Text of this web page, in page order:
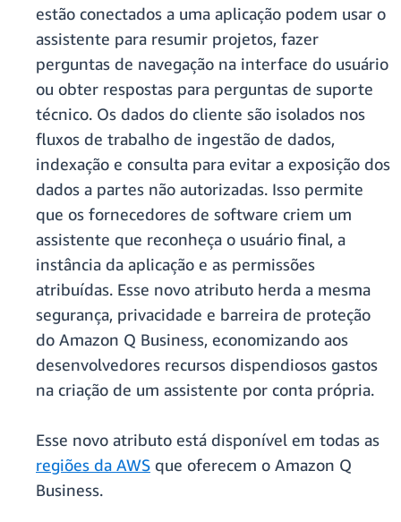
estão conectados a uma aplicação podem usar o
assistente para resumir projetos, fazer
perguntas de navegação na interface do usuário
ou obter respostas para perguntas de suporte
técnico. Os dados do cliente são isolados nos
fluxos de trabalho de ingestão de dados,
indexação e consulta para evitar a exposição dos
dados a partes não autorizadas. Isso permite
que os fornecedores de software criem um
assistente que reconheça o usuário final, a
instância da aplicação e as permissões
atribuídas. Esse novo atributo herda a mesma
segurança, privacidade e barreira de proteção
do Amazon Q Business, economizando aos
desenvolvedores recursos dispendiosos gastos
na criação de um assistente por conta própria.
Esse novo atributo está disponível em todas as
regiões da AWS que oferecem o Amazon Q
Business.